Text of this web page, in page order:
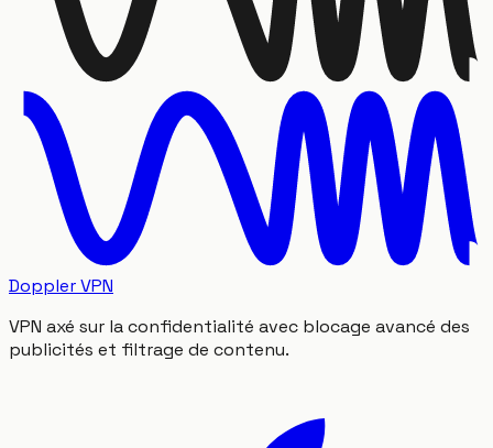
Doppler VPN
VPN axé sur la confidentialité avec blocage avancé des
publicités et filtrage de contenu.